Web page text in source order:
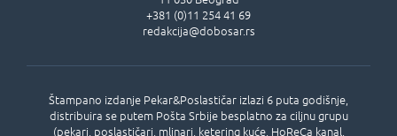
Štampano izdanje Pekar&Poslastičar izlazi 6 puta godišnje,
distribuira se putem Pošta Srbije besplatno za ciljnu grupu
(pekari, poslastičari, mlinari, ketering kuće, HoReCa kanal,
+381 (0)11 254 41 69
redakcija@dobosar.rs